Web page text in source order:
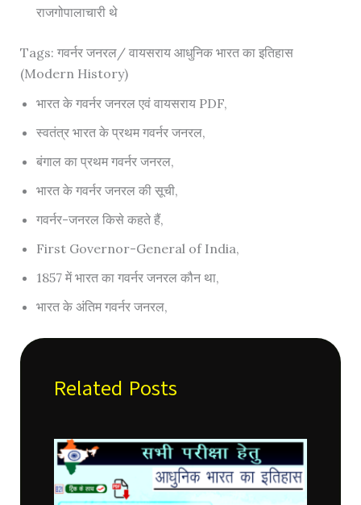
राजगोपालाचारी थे
Tags: गवर्नर जनरल/ वायसराय आधुनिक भारत का इतिहास
(Modern History)
भारत के गवर्नर जनरल एवं वायसराय PDF,
स्वतंत्र भारत के प्रथम गवर्नर जनरल,
बंगाल का प्रथम गवर्नर जनरल,
भारत के गवर्नर जनरल की सूची,
गवर्नर-जनरल किसे कहते हैं,
First Governor-General of India,
1857 में भारत का गवर्नर जनरल कौन था,
भारत के अंतिम गवर्नर जनरल,
Related Posts